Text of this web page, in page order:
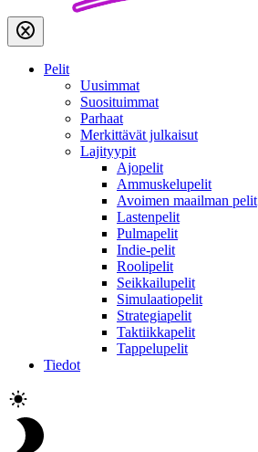
Pelit
Uusimmat
Suosituimmat
Parhaat
Merkittävät julkaisut
Lajityypit
Ajopelit
Ammuskelupelit
Avoimen maailman pelit
Lastenpelit
Pulmapelit
Indie-pelit
Roolipelit
Seikkailupelit
Simulaatiopelit
Strategiapelit
Taktiikkapelit
Tappelupelit
Tiedot